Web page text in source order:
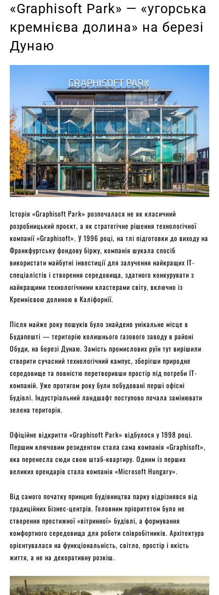
«Graphisoft Park» — «угорська
кремнієва долина» на березі
Дунаю
Історія «Graphisoft Park» розпочалася не як класичний
розробницький проєкт, а як стратегічне рішення технологічної
компанії «Graphisoft». У 1996 році, на тлі підготовки до виходу на
Франкфуртську фондову біржу, компанія шукала спосіб
використати майбутні інвестиції для залучення найкращих IT-
спеціалістів і створення середовища, здатного конкурувати з
найкращими технологічними кластерами світу, включно із
Кремнієвою долиною в Каліфорнії.
Після майже року пошуків було знайдено унікальне місце в
Будапешті — територію колишнього газового заводу в районі
Обуди, на березі Дунаю. Замість промислових руїн тут вирішили
створити сучасний технологічний кампус, зберігши природне
середовище та повністю перетворивши простір під потреби IT-
компаній. Уже протягом року були побудовані перші офісні
будівлі. Індустріальний ландшафт поступово почала замінювати
зелена територія.
Офіційне відкриття «Graphisoft Park» відбулося у 1998 році.
Першим ключовим резидентом стала сама компанія «Graphisoft»,
яка перенесла сюди свою штаб-квартиру. Одним із перших
великих орендарів стала компанія «Microsoft Hungary».
Від самого початку принцип будівництва парку відрізнявся від
традиційних бізнес-центрів. Головним пріоритетом було не
створення престижної «вітринної» будівлі, а формування
комфортного середовища для роботи співробітників. Архітектура
орієнтувалася на функціональність, світло, простір і якість
життя, а не на декоративну розкіш.